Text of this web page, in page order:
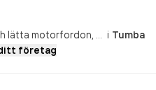
lätta motorfordon Allmän
i Tumba
företag